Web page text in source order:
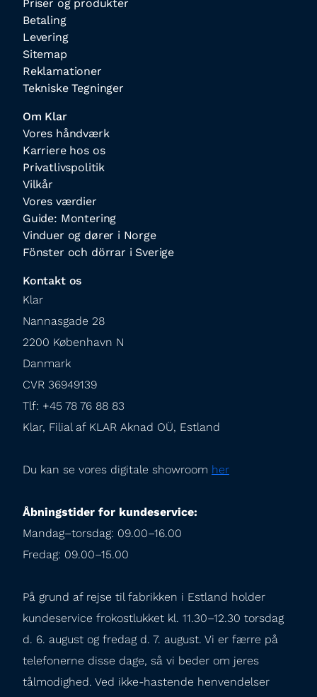
Priser og produkter
Betaling
Levering
Sitemap
Reklamationer
Tekniske Tegninger
Om Klar
Vores håndværk
Karriere hos os
Privatlivspolitik
Vilkår
Vores værdier
Guide: Montering
Vinduer og dører i Norge
Fönster och dörrar i Sverige
Kontakt os
Klar
Nannasgade 28
2200 København N
Danmark
CVR 36949139
Tlf: +45 78 76 88 83
Klar, Filial af KLAR Aknad OÜ, Estland
Du kan se vores digitale showroom her
Åbningstider for kundeservice:
Mandag–torsdag: 09.00–16.00
Fredag: 09.00–15.00
På grund af rejse til fabrikken i Estland holder
kundeservice frokostlukket kl. 11.30–12.30 torsdag
d. 6. august og fredag d. 7. august. Vi er færre på
telefonerne disse dage, så vi beder om jeres
tålmodighed. Ved ikke-hastende henvendelser